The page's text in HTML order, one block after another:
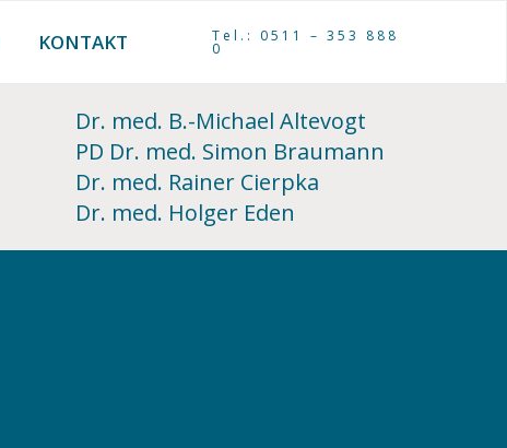
KONTAKT Tel.: 0511 – 353 888
0
Dr. med. B.-Michael Altevogt
PD Dr. med. Simon Braumann
Dr. med. Rainer Cierpka
Dr. med. Holger Eden